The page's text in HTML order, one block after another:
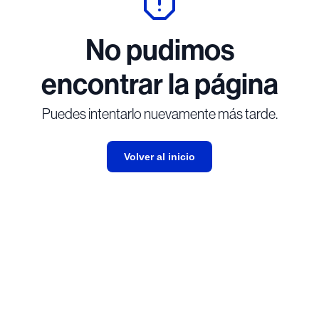
No pudimos
encontrar la página
Puedes intentarlo nuevamente más tarde.
Volver al inicio